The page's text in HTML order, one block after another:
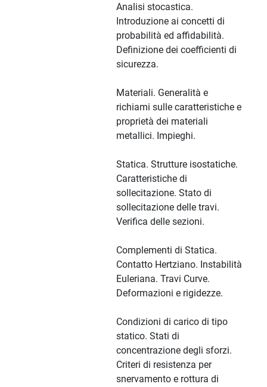
Analisi stocastica.
Introduzione ai concetti di
probabilità ed affidabilità.
Definizione dei coefficienti di
sicurezza.
Materiali. Generalità e
richiami sulle caratteristiche e
proprietà dei materiali
metallici. Impieghi.
Statica. Strutture isostatiche.
Caratteristiche di
sollecitazione. Stato di
sollecitazione delle travi.
Verifica delle sezioni.
Complementi di Statica.
Contatto Hertziano. Instabilità
Euleriana. Travi Curve.
Deformazioni e rigidezze.
Condizioni di carico di tipo
statico. Stati di
concentrazione degli sforzi.
Criteri di resistenza per
snervamento e rottura di